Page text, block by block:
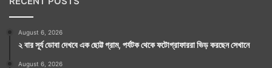
August 6, 2026
২ বার সূর্য ডোবা দেখবে এক ছোট্ট গ্রাম, পর্যটক থেকে ফটোগ্রাফাররা ভিড় করছেন সেখানে
August 6, 2026